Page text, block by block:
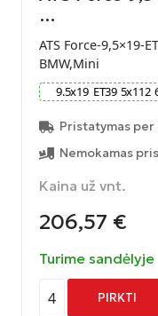
…
ATS Force-9,5×19-
BMW,Mini
9.5x19 ET39 5x112
Pristatymas per
Nemokamas
Kaina už vnt.
206,57 €
Turime sandėlyje
4 PIRKTI